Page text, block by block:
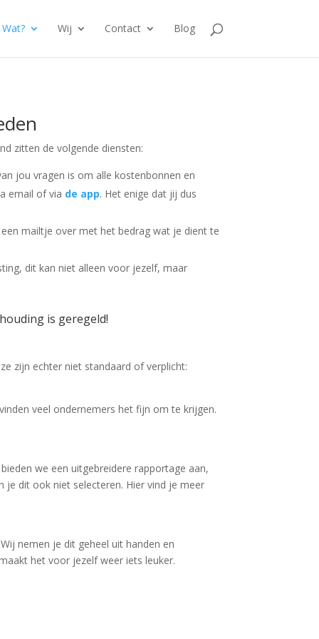
Wat? Wij Contact Blog
zitten de volgende diensten:
jou vragen is om alle kostenbonnen en
email of via de app. Het enige dat jij dus
mailtje over met het bedrag wat je dient te
dit kan niet alleen voor jezelf, maar
is geregeld!
zijn echter niet standaard of verplicht:
veel ondernemers het fijn om te krijgen.
we een uitgebreidere rapportage aan,
je dit ook niet selecteren. Hier vind je meer
nemen je dit geheel uit handen en
het voor jezelf weer iets leuker.